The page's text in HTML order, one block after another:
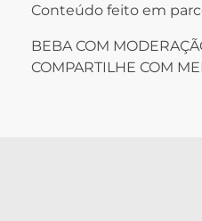
Conteúdo feito em
BEBA COM
COMPARTILHE COM